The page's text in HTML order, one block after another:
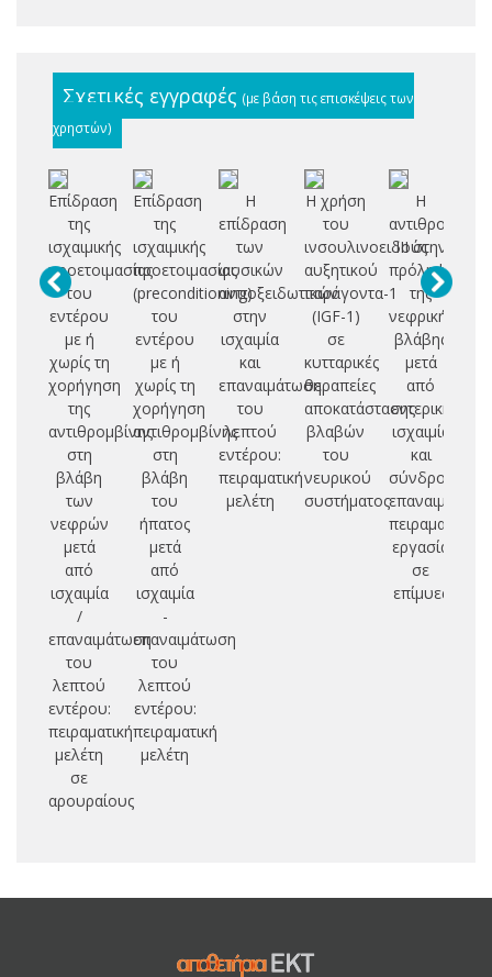
Σχετικές εγγραφές (με βάση τις επισκέψεις των
χρηστών)
Επίδραση
της
ισχαιμικής
προετοιμασίας
του
εντέρου
με ή
χωρίς τη
χορήγηση
της
αντιθρομβίνης
στη
βλάβη
των
νεφρών
μετά
από
ισχαιμία
/
επαναιμάτωση
του
λεπτού
εντέρου:
πειραματική
μελέτη
σε
αρουραίους
Επίδραση
της
ισχαιμικής
προετοιμασίας
(preconditioning)
του
εντέρου
με ή
χωρίς τη
χορήγηση
αντιθρομβίνης
στη
βλάβη
του
ήπατος
μετά
από
ισχαιμία
-
επαναιμάτωση
του
λεπτού
εντέρου:
πειραματική
μελέτη
Η
επίδραση
των
φυσικών
αντιοξειδωτικών
στην
ισχαιμία
και
επαναιμάτωση
του
λεπτού
εντέρου:
πειραματική
μελέτη
Η χρήση
του
ινσουλινοειδούς
αυξητικού
παράγοντα-1
(IGF-1)
σε
κυτταρικές
θεραπείες
αποκατάστασης
βλαβών
του
νευρικού
συστήματος
Η
αντιθρομβίνη
ΙΙΙ στην
πρόληψη
της
νεφρικής
βλάβης
μετά
από
εντερική
ισχαιμία
και
σύνδρομο
πειραματική
εργασία
σε
επίμυες